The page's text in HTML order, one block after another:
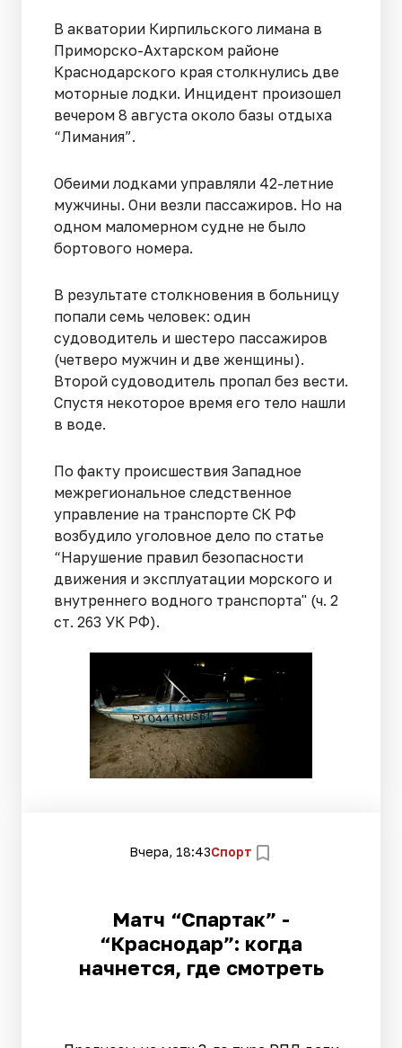
В акватории Кирпильского лимана в
Приморско-Ахтарском районе
Краснодарского края столкнулись две
моторные лодки. Инцидент произошел
вечером 8 августа около базы отдыха
“Лимания”.
Обеими лодками управляли 42-летние
мужчины. Они везли пассажиров. Но на
одном маломерном судне не было
бортового номера.
В результате столкновения в больницу
попали семь человек: один
судоводитель и шестеро пассажиров
(четверо мужчин и две женщины).
Второй судоводитель пропал без вести.
Спустя некоторое время его тело нашли
в воде.
По факту происшествия Западное
межрегиональное следственное
управление на транспорте СК РФ
возбудило уголовное дело по статье
“Нарушение правил безопасности
движения и эксплуатации морского и
внутреннего водного транспорта" (ч. 2
ст. 263 УК РФ).
Вчера, 18:43Спорт
Матч “Спартак” -
“Краснодар”: когда
начнется, где смотреть